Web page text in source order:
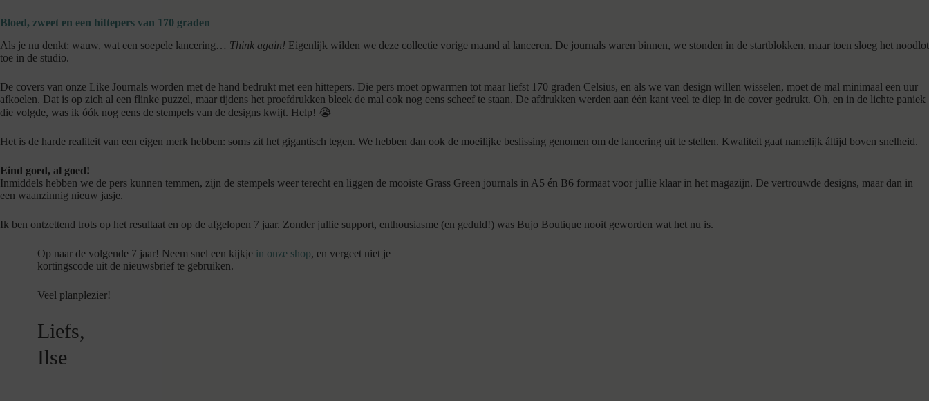
Bloed, zweet en een hittepers van 170 graden
Als je nu denkt: wauw, wat een soepele lancering… Think again! Eigenlijk wilden we deze collectie vorige maand al lanceren. De journals waren binnen, we stonden in de startblokken, maar toen sloeg het noodlot
toe in de studio.
De covers van onze Like Journals worden met de hand bedrukt met een hittepers. Die pers moet opwarmen tot maar liefst 170 graden Celsius, en als we van design willen wisselen, moet de mal minimaal een uur
afkoelen. Dat is op zich al een flinke puzzel, maar tijdens het proefdrukken bleek de mal ook nog eens scheef te staan. De afdrukken werden aan één kant veel te diep in de cover gedrukt. Oh, en in de lichte paniek
die volgde, was ik óók nog eens de stempels van de designs kwijt. Help! 😭
Het is de harde realiteit van een eigen merk hebben: soms zit het gigantisch tegen. We hebben dan ook de moeilijke beslissing genomen om de lancering uit te stellen. Kwaliteit gaat namelijk áltijd boven snelheid.
Eind goed, al goed!
Inmiddels hebben we de pers kunnen temmen, zijn de stempels weer terecht en liggen de mooiste Grass Green journals in A5 én B6 formaat voor jullie klaar in het magazijn. De vertrouwde designs, maar dan in
een waanzinnig nieuw jasje.
Ik ben ontzettend trots op het resultaat en op de afgelopen 7 jaar. Zonder jullie support, enthousiasme (en geduld!) was Bujo Boutique nooit geworden wat het nu is.
Op naar de volgende 7 jaar! Neem snel een kijkje in onze shop, en vergeet niet je
kortingscode uit de nieuwsbrief te gebruiken.
Veel planplezier!
Liefs,
Ilse